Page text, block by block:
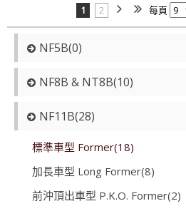
1 2 每頁
NF5B(0)
NF8B & NT8B(10)
NF11B(28)
標準車型 Former(18)
加長車型 Long Former(8)
前沖頂出車型 P.K.O. Former(2)